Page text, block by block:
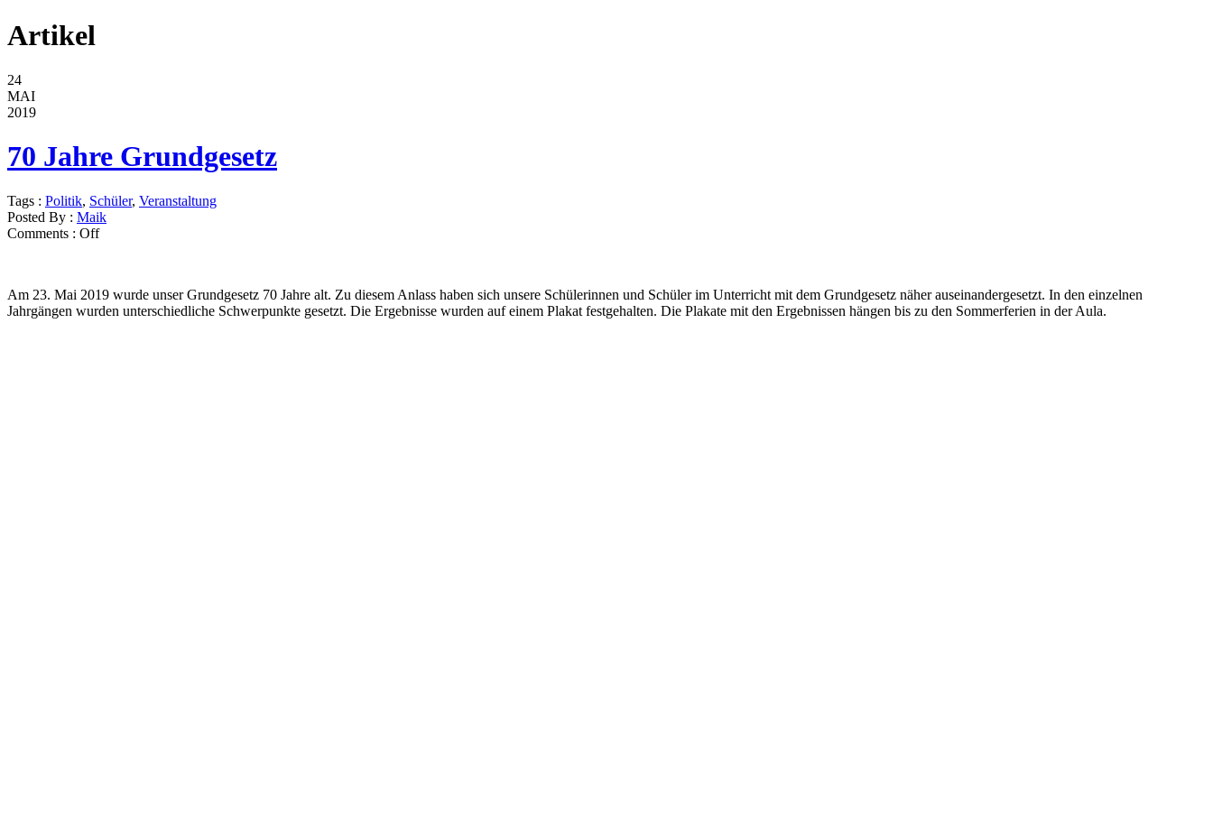
Artikel
24
MAI
2019
70 Jahre Grundgesetz
Tags : Politik, Schüler, Veranstaltung
Posted By : Maik
Comments : Off
Am 23. Mai 2019 wurde unser Grundgesetz 70 Jahre alt. Zu diesem Anlass haben sich unsere Schülerinnen und Schüler im Unterricht mit dem Grundgesetz näher auseinandergesetzt. In den einzelnen
Jahrgängen wurden unterschiedliche Schwerpunkte gesetzt. Die Ergebnisse wurden auf einem Plakat festgehalten. Die Plakate mit den Ergebnissen hängen bis zu den Sommerferien in der Aula.